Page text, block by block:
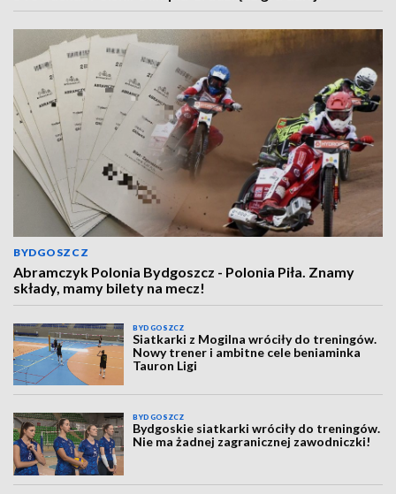
BYDGOSZCZ
Abramczyk Polonia Bydgoszcz - Polonia Piła. Znamy
składy, mamy bilety na mecz!
BYDGOSZCZ
Siatkarki z Mogilna wróciły do treningów.
Nowy trener i ambitne cele beniaminka
Tauron Ligi
BYDGOSZCZ
Bydgoskie siatkarki wróciły do treningów.
Nie ma żadnej zagranicznej zawodniczki!